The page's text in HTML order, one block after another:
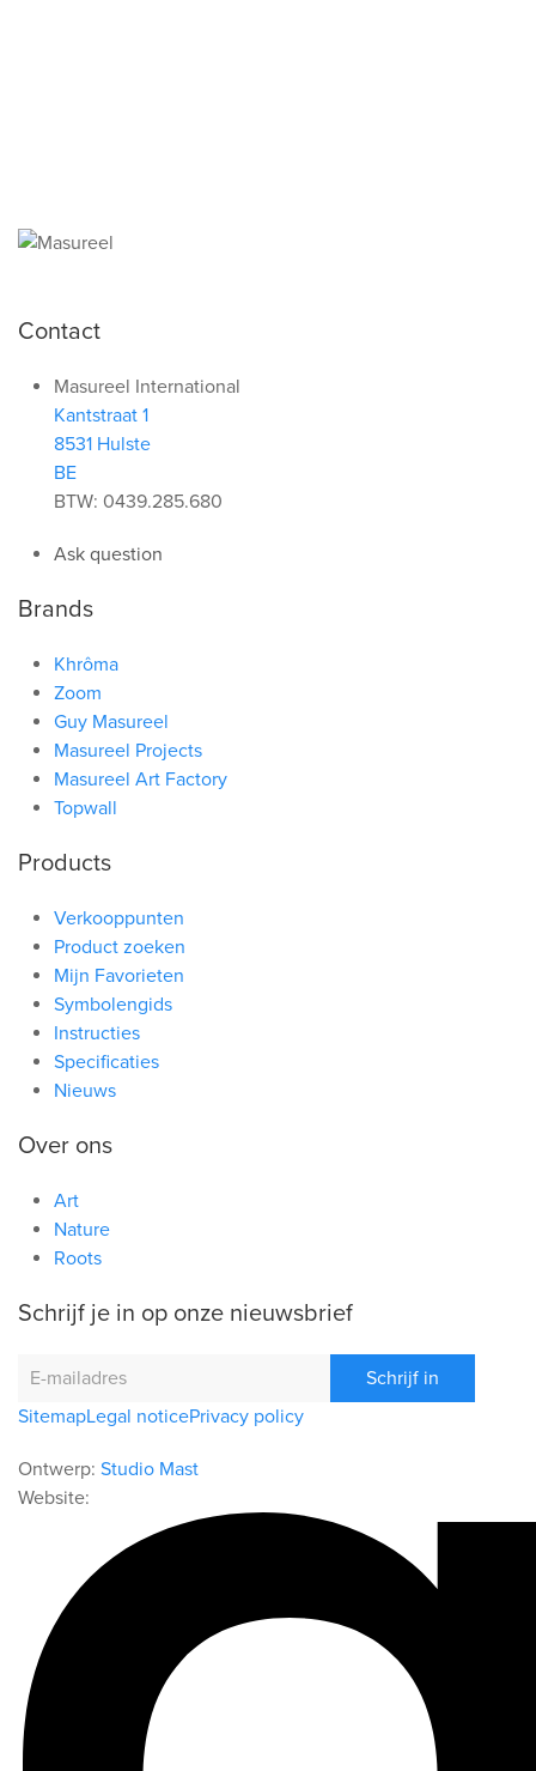
Contact
Masureel International
Kantstraat 1
8531 Hulste
BE
BTW: 0439.285.680
Ask question
Brands
Khrôma
Zoom
Guy Masureel
Masureel Projects
Masureel Art Factory
Topwall
Products
Verkooppunten
Product zoeken
Mijn Favorieten
Symbolengids
Instructies
Specificaties
Nieuws
Over ons
Art
Nature
Roots
Schrijf je in op onze nieuwsbrief
Schrijf in
SitemapLegal noticePrivacy policy
Ontwerp: Studio Mast
Website: